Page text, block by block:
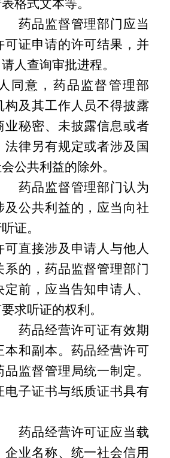
格式文本等。
药品监督管理部门应当
可证申请的许可结果，并
人查询审批进程。
同意，药品监督管理部
构及其工作人员不得披露
业秘密、未披露信息或者
法律另有规定或者涉及国
公共利益的除外。
药品监督管理部门认为
及公共利益的，应当向社
证。
可直接涉及申请人与他人
系的，药品监督管理部门
前，应当告知申请人、
求听证的权利。
药品经营许可证有效期
本和副本。药品经营许可
监督管理局统一制定。
电子证书与纸质证书具有
药品经营许可证应当载
企业名称、统一社会信用